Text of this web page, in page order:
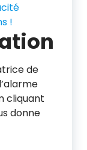
!
de
cliquant
donne